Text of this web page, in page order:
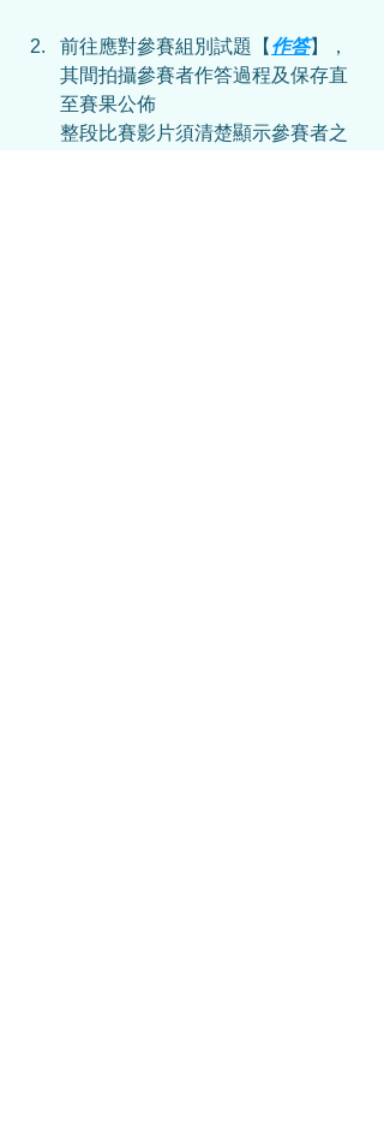
前往應對參賽組別試題【 作答】，
其間拍攝參賽者作答過程及保存直
至賽果公佈
整段比賽影片須清楚顯示參賽者之